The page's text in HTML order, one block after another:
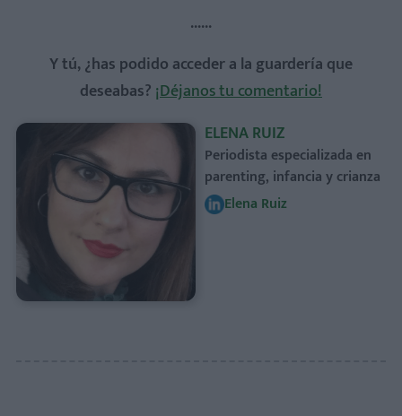
......
Y tú, ¿has podido acceder a la guardería que
deseabas? ¡Déjanos tu comentario!
ELENA RUIZ
Periodista especializada en
parenting, infancia y crianza
Elena Ruiz